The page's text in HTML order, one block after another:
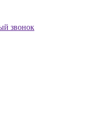
звонок